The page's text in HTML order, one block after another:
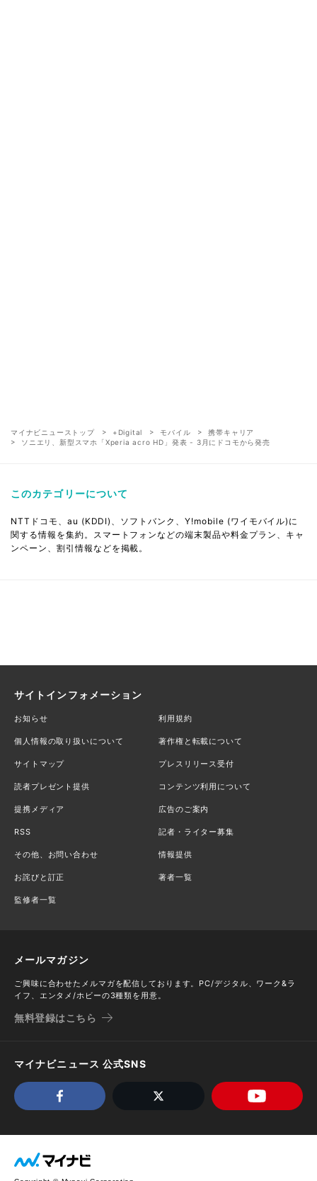
マイナビニューストップ +Digital モバイル
携帯キャリア
ソニエリ、新型スマホ「Xperia acro HD」発表 - 3月にドコモから発売
このカテゴリーについて
NTTドコモ、au (KDDI)、ソフトバンク、Y!mobile (ワイモバイル)に
関する情報を集約。スマートフォンなどの端末製品や料金プラン、キャ
ンペーン、割引情報などを掲載。
サイトインフォメーション
お知らせ 利用規約
個人情報の取り扱いについて 著作権と転載について
サイトマップ プレスリリース受付
読者プレゼント提供 コンテンツ利用について
提携メディア 広告のご案内
RSS 記者・ライター募集
その他、お問い合わせ 情報提供
お詫びと訂正 著者一覧
監修者一覧
メールマガジン
ご興味に合わせたメルマガを配信しております。PC/デジタル、ワーク&ラ
イフ、エンタメ/ホビーの3種類を用意。
無料登録はこちら
マイナビニュース 公式SNS